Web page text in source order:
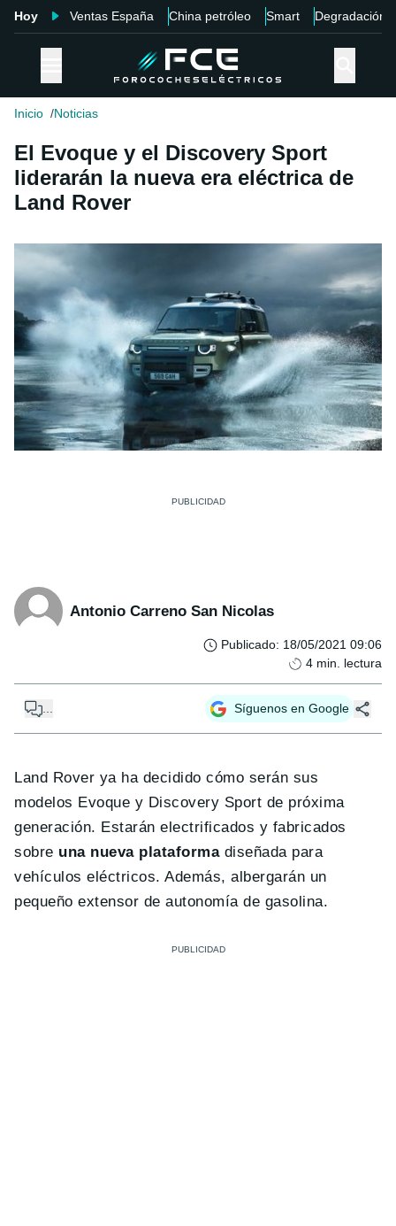
Hoy Ventas España China petróleo Smart Degradación
Inicio Noticias
El Evoque y el Discovery Sport
liderarán la nueva era eléctrica de
Land Rover
Antonio Carreno San Nicolas
Publicado: 18/05/2021 09:06
4 min. lectura
... Síguenos en Google
Land Rover ya ha decidido cómo serán sus
modelos Evoque y Discovery Sport de próxima
generación. Estarán electrificados y fabricados
sobre una nueva plataformadiseñada para
vehículos eléctricos. Además, albergarán un
pequeño extensor de autonomía de gasolina.